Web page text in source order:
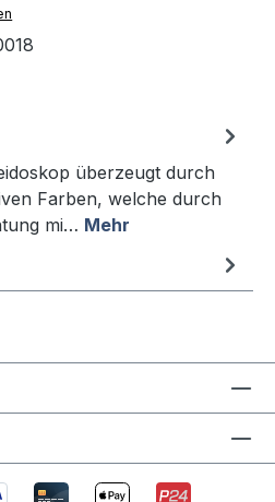
überzeugt durch
Farben, welche durch
mi… Mehr